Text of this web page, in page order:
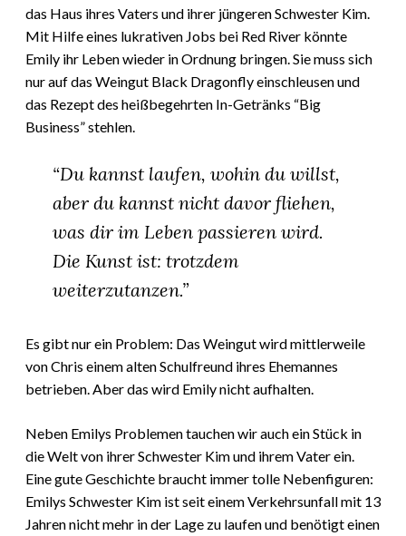
das Haus ihres Vaters und ihrer jüngeren Schwester Kim.
Mit Hilfe eines lukrativen Jobs bei Red River könnte
Emily ihr Leben wieder in Ordnung bringen. Sie muss sich
nur auf das Weingut Black Dragonfly einschleusen und
das Rezept des heißbegehrten In-Getränks “Big
Business” stehlen.
“Du kannst laufen, wohin du willst,
aber du kannst nicht davor fliehen,
was dir im Leben passieren wird.
Die Kunst ist: trotzdem
weiterzutanzen.”
Es gibt nur ein Problem: Das Weingut wird mittlerweile
von Chris einem alten Schulfreund ihres Ehemannes
betrieben. Aber das wird Emily nicht aufhalten.
Neben Emilys Problemen tauchen wir auch ein Stück in
die Welt von ihrer Schwester Kim und ihrem Vater ein.
Eine gute Geschichte braucht immer tolle Nebenfiguren:
Emilys Schwester Kim ist seit einem Verkehrsunfall mit 13
Jahren nicht mehr in der Lage zu laufen und benötigt einen